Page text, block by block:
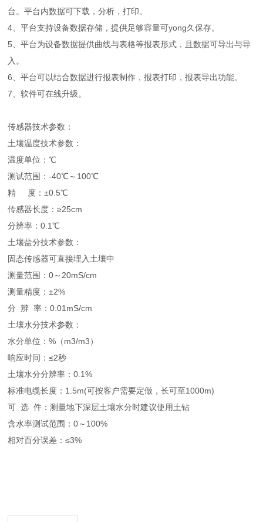
台。平台内数据可下载，分析，打印。
4、平台支持设备数据存储，提供足够容量可yong久保存。
5、平台为设备数据提供曲线与表格等报表形式，且数据可导出与导
入。
6、平台可以结合数据进行报表制作，报表打印，报表导出功能。
7、软件可在线升级。
传感器技术参数：
土壤温度技术参数：
温度单位：℃
测试范围：-40℃～100℃
精 度：±0.5℃
传感器长度：≥25cm
分辨率：0.1℃
土壤盐分技术参数：
固态传感器可直接埋入土壤中
测量范围：0～20mS/cm
测量精度：±2%
分 辨 率：0.01mS/cm
土壤水分技术参数：
水分单位：%（m3/m3）
响应时间：≤2秒
土壤水分分辨率：0.1%
标准电缆长度：1.5m(可按客户需要定做，长可至1000m)
可 选 件：测量地下深层土壤水分时建议使用土钻
含水率测试范围：0～100%
相对百分误差：≤3%